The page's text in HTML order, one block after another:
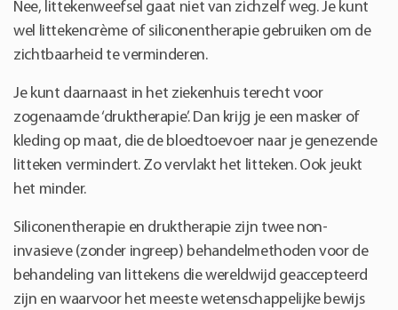
Nee, littekenweefsel gaat niet van zichzelf weg. Je kunt
wel littekencrème of siliconentherapie gebruiken om de
zichtbaarheid te verminderen.
Je kunt daarnaast in het ziekenhuis terecht voor
zogenaamde ‘druktherapie’. Dan krijg je een masker of
kleding op maat, die de bloedtoevoer naar je genezende
litteken vermindert. Zo vervlakt het litteken. Ook jeukt
het minder.
Siliconentherapie en druktherapie zijn twee non-
invasieve (zonder ingreep) behandelmethoden voor de
behandeling van littekens die wereldwijd geaccepteerd
zijn en waarvoor het meeste wetenschappelijke bewijs